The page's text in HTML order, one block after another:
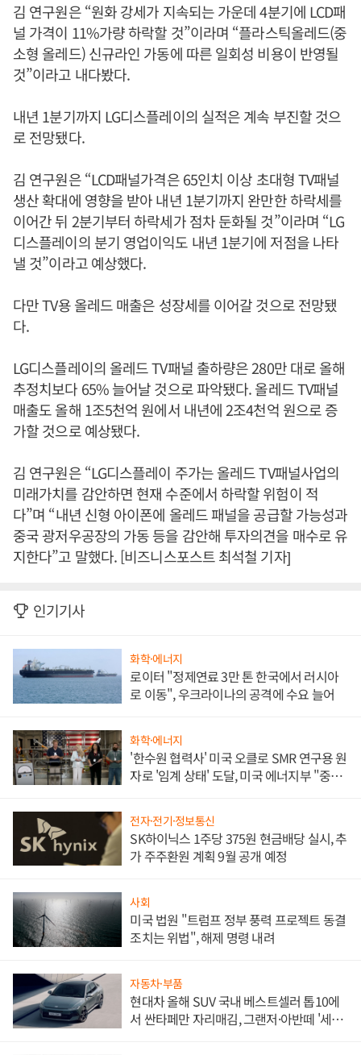
김 연구원은 “원화 강세가 지속되는 가운데 4분기에 LCD패
널 가격이 11%가량 하락할 것”이라며 “플라스틱올레드(중
소형 올레드) 신규라인 가동에 따른 일회성 비용이 반영될
것”이라고 내다봤다.
내년 1분기까지 LG디스플레이의 실적은 계속 부진할 것으
로 전망됐다.
김 연구원은 “LCD패널가격은 65인치 이상 초대형 TV패널
생산 확대에 영향을 받아 내년 1분기까지 완만한 하락세를
이어간 뒤 2분기부터 하락세가 점차 둔화될 것”이라며 “LG
디스플레이의 분기 영업이익도 내년 1분기에 저점을 나타
낼 것”이라고 예상했다.
다만 TV용 올레드 매출은 성장세를 이어갈 것으로 전망됐
다.
LG디스플레이의 올레드 TV패널 출하량은 280만 대로 올해
추정치보다 65% 늘어날 것으로 파악됐다. 올레드 TV패널
매출도 올해 1조5천억 원에서 내년에 2조4천억 원으로 증
가할 것으로 예상됐다.
김 연구원은 “LG디스플레이 주가는 올레드 TV패널사업의
미래가치를 감안하면 현재 수준에서 하락할 위험이 적
다”며 “내년 신형 아이폰에 올레드 패널을 공급할 가능성과
중국 광저우공장의 가동 등을 감안해 투자의견을 매수로 유
지한다”고 말했다. [비즈니스포스트 최석철 기자]
인기기사
화학·에너지
로이터 "정제연료 3만 톤 한국에서 러시아
로 이동", 우크라이나의 공격에 수요 늘어
화학·에너지
'한수원 협력사' 미국 오클로 SMR 연구용 원
자로 '임계 상태' 도달, 미국 에너지부 "중요
전자·전기·정보통신
SK하이닉스 1주당 375원 현금배당 실시, 추
가 주주환원 계획 9월 공개 예정
사회
미국 법원 "트럼프 정부 풍력 프로젝트 동결
조치는 위법", 해제 명령 내려
자동차·부품
현대차 올해 SUV 국내 베스트셀러 톱10에
서 싼타페만 자리매김, 그랜저·아반떼 '세단